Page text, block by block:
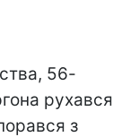
56-
рухався
з